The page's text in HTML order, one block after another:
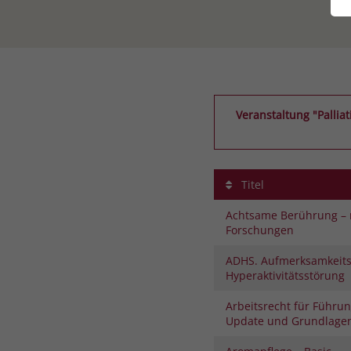
Veranstaltung
Titel
Achtsame Berührung –
Forschungen
ADHS.
Hyperaktivitätsstörung
Arbeitsrecht für
Update und